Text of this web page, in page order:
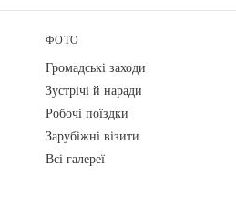
ФОТО
Громадські заходи
Зустрічі й наради
Робочі поїздки
Зарубіжні візити
Всі галереї